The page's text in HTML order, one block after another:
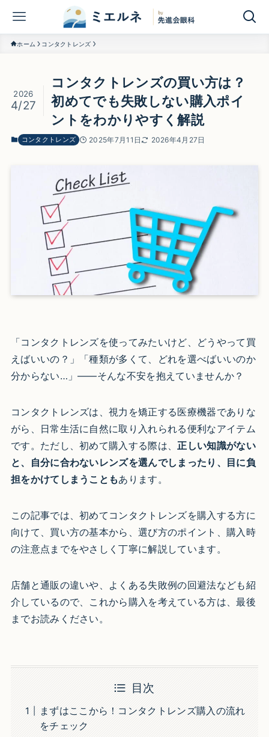
ホーム コンタクトレンズ
コンタクトレンズの買い方は？
初めてでも失敗しない購入ポイ
ントをわかりやすく解説
2026
4/27
コンタクトレンズ 2025年7月11日 2026年4月27日
「コンタクトレンズを使ってみたいけど、どうやって買
えばいいの？」「種類が多くて、どれを選べばいいのか
分からない…」——そんな不安を抱えていませんか？
コンタクトレンズは、視力を矯正する医療機器でありな
がら、日常生活に自然に取り入れられる便利なアイテム
です。ただし、初めて購入する際は、 正しい知識がない
と、自分に合わないレンズを選んでしまったり、目に負
担をかけてしまうこともあります。
この記事では、初めてコンタクトレンズを購入する方に
向けて、買い方の基本から、選び方のポイント、購入時
の注意点までをやさしく丁寧に解説しています。
店舗と通販の違いや、よくある失敗例の回避法なども紹
介しているので、これから購入を考えている方は、最後
までお読みください。
目次
まずはここから！コンタクトレンズ購入の流れ
をチェック